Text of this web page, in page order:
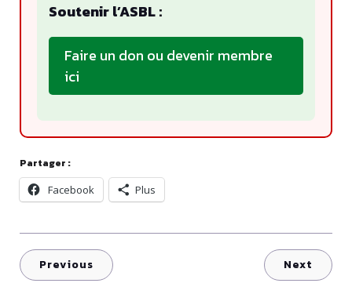
Soutenir l’ASBL :
Faire un don ou devenir membre
ici
Partager :
Facebook
Plus
Previous Next